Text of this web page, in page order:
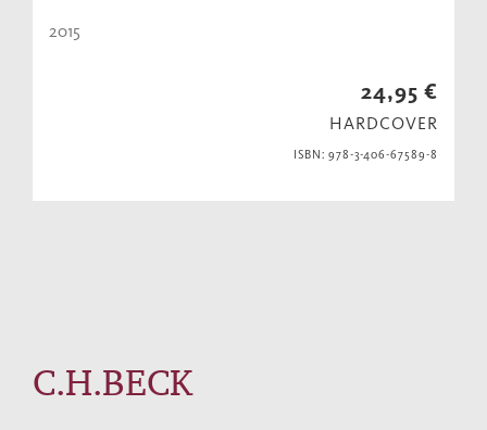
2015
24,95 €
HARDCOVER
ISBN: 978-3-406-67589-8
C.H.BECK